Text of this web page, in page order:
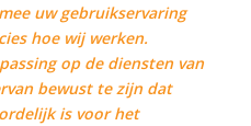
uw gebruikservaring
hoe wij werken.
op de diensten van
bewust te zijn dat
is voor het